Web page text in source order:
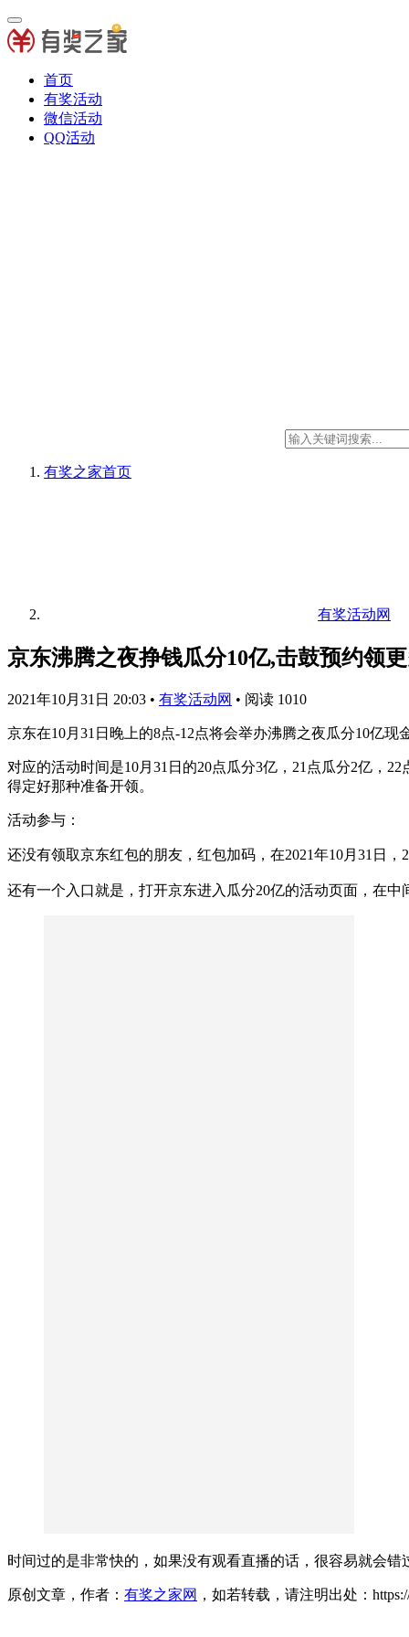
首页
有奖活动
微信活动
QQ活动
有奖之家首页
有奖活动网
京东沸腾之夜挣钱瓜分10亿,击鼓预约领
2021年10月31日 20:03 • 有奖活动网 • 阅读 1010
京东在10月31日晚上的8点-12点将会举办沸腾之夜瓜分10亿
对应的活动时间是10月31日的20点瓜分3亿，21点瓜分2亿，
得定好那种准备开领。
活动参与：
还没有领取京东红包的朋友，红包加码，在2021年10月31日，
还有一个入口就是，打开京东进入瓜分20亿的活动页面，在
时间过的是非常快的，如果没有观看直播的话，很容易就会
原创文章，作者： 有奖之家网 ，如若转载，请注明出处：